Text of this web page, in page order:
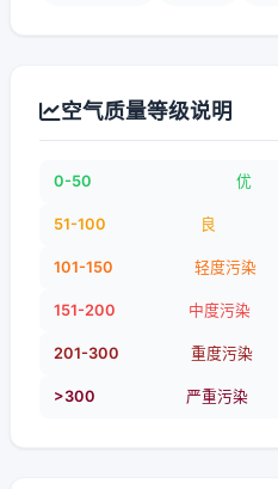
空气质量等级说明
0-50 优
51-100 良
101-150 轻度污染
151-200 中度污染
201-300 重度污染
>300 严重污染